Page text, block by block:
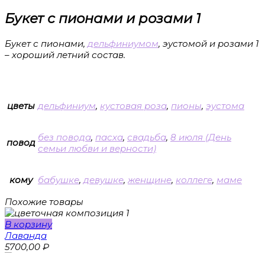
Букет с пионами и розами 1
Букет с пионами, дельфиниумом, эустомой и розами 1
– хороший летний состав.
цветы дельфиниум, кустовая роза, пионы, эустома
повод без повода, пасха, свадьба, 8 июля (День
семьи любви и верности)
кому бабушке, девушке, женщине, коллеге, маме
Похожие товары
В корзину
Лаванда
5700,00 ₽